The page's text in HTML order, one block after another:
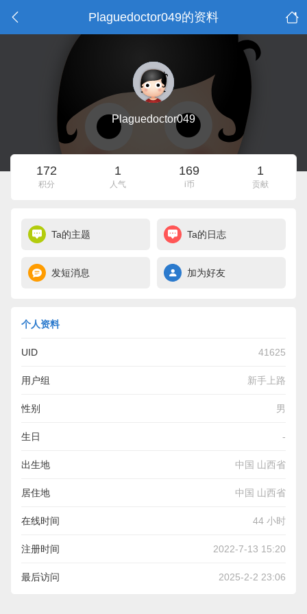
Plaguedoctor049的资料
Plaguedoctor049
172
积分
1
人气
169
i币
1
贡献
Ta的主题 Ta的日志
发短消息 加为好友
个人资料
UID 41625
用户组 新手上路
性别 男
生日 -
出生地 中国 山西省
居住地 中国 山西省
在线时间 44 小时
注册时间 2022-7-13 15:20
最后访问 2025-2-2 23:06